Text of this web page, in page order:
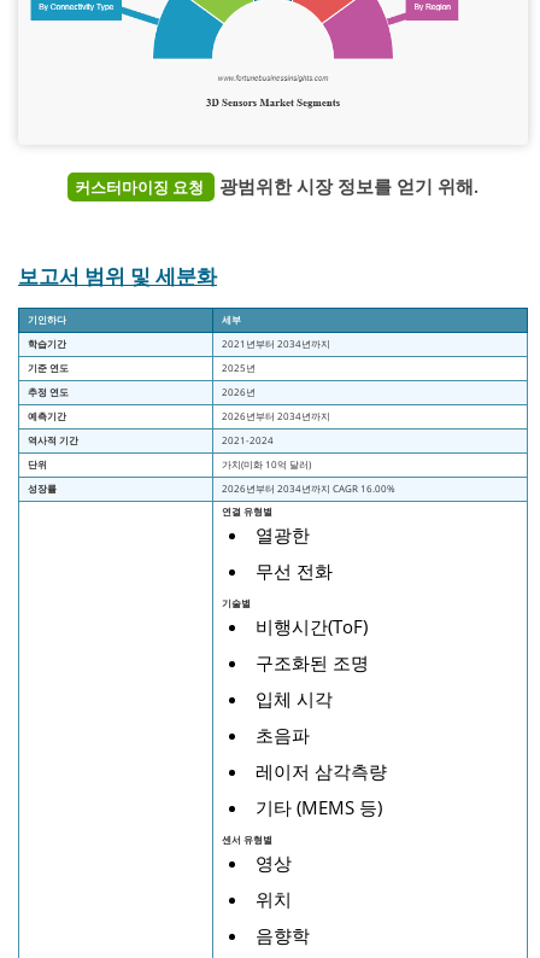
커스터마이징 요청 광범위한 시장 정보를 얻기 위해.
보고서 범위 및 세분화
기인하다
세부
학습기간
2021년부터 2034년까지
기준 연도
2025년
추정 연도
2026년
예측기간
2026년부터 2034년까지
역사적 기간
2021-2024
단위
가치(미화 10억 달러)
성장률
2026년부터 2034년까지 CAGR 16.00%
연결 유형별
열광한
무선 전화
기술별
비행시간(ToF)
구조화된 조명
입체 시각
초음파
레이저 삼각측량
기타 (MEMS 등)
센서 유형별
영상
위치
음향학